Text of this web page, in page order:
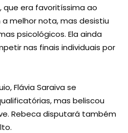
que era favoritíssima ao
melhor nota, mas desistiu
psicológicos. Ela ainda
nas finais individuais por
Flávia Saraiva se
mas beliscou
Rebeca disputará também